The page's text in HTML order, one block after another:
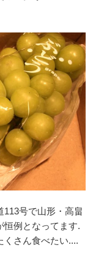
号で山形・高畠
恒例となってます.
くさん食べたい....